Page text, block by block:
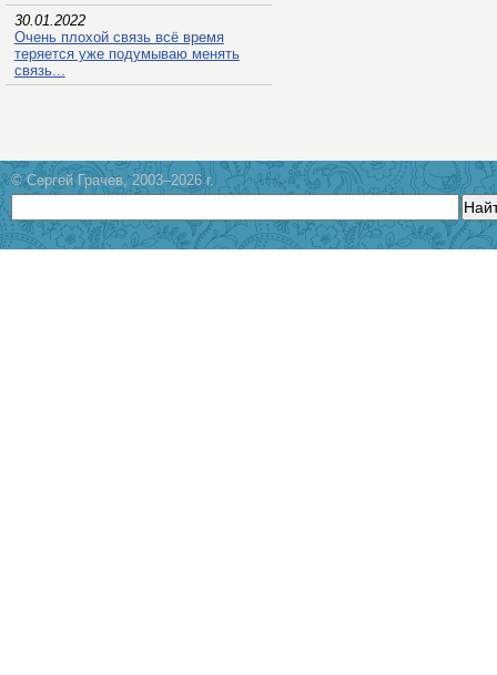
30.01.2022
Очень плохой связь всё время
теряется уже подумываю менять
связь...
© Сергей Грачев, 2003–2026 г.